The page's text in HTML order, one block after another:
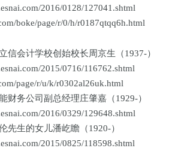
2016/0128/127041.shtml
page/r/0/h/r0187qtqq6h.html
会计学校创始校长周京生（1937-）
2015/0716/116762.shtml
page/r/u/k/r0302al26uk.html
务公司副总经理庄肇嘉（1929-）
2016/0329/129648.shtml
生的女儿潘屹瞻（1920-）
2015/0825/118598.shtml